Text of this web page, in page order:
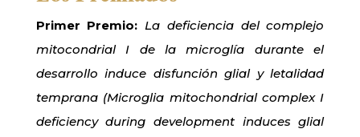
Primer Premio:La deficiencia del complejo
mitocondrial I de la microglía durante el
desarrollo induce disfunción glial y letalidad
temprana (Microglia mitochondrial complex I
deficiency during development induces glial